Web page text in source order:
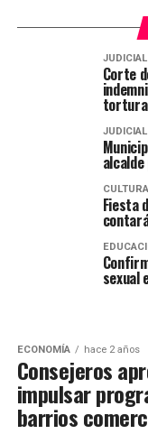
JUDICIAL
Corte
tortura
JUDICIAL
CULTURA
Fiesta
sexual
ECONOMÍA hace 2 años
Consejeros
impulsar
barrios